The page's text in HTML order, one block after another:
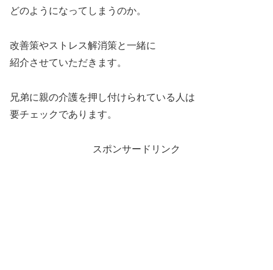
どのようになってしまうのか。
改善策やストレス解消策と一緒に
紹介させていただきます。
兄弟に親の介護を押し付けられている人は
要チェックであります。
スポンサードリンク